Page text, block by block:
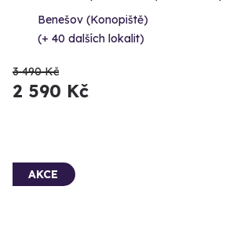
Benešov (Konopiště)
(+ 40 dalších lokalit)
3 490 Kč
2 590 Kč
AKCE